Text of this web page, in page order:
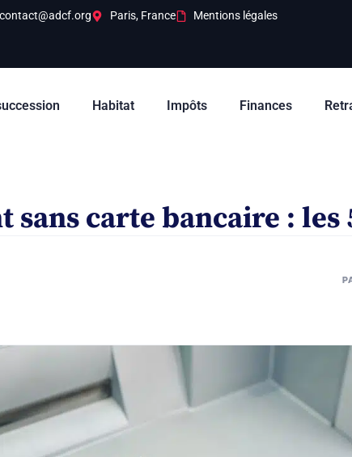
contact@adcf.org Paris, France Mentions légales
Habitat Impôts Finances
sans carte bancaire : les